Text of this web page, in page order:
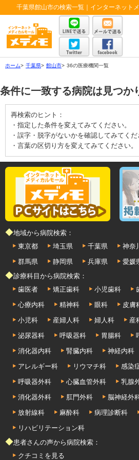
千葉県館山市の検索一覧｜インターネット
ホーム> 千葉県> 館山市> 36の医療機関一覧
条件に一致する病院は見つか
再検索のヒント：
・指定した条件を変えてみてください。
・誤字・脱字がないかを確認してみてくだ
・言葉の区切り方を変えてみてください。
◆地域から病院検索：
東京都
埼玉県 千葉県 神奈
群馬県
静岡県 兵庫県 愛媛
◆診療科目から病院検索：
歯医者
矯正歯科 小児歯科
心療内科
精神科 眼科 皮膚
小児科
産婦人科 婦人科 産
泌尿器科
呼吸器科 胃腸科
消化器内科
腎臓内科 神経内科
アレルギー科
リウマチ科 感染
呼吸器外科
心臓血管外科 乳腺
消化器外科
肛門外科 脳神経外
放射線科
麻酔科 病理診断科
リハビリテーション科
◆患者さんの声から病院検索：
クチコミを見る